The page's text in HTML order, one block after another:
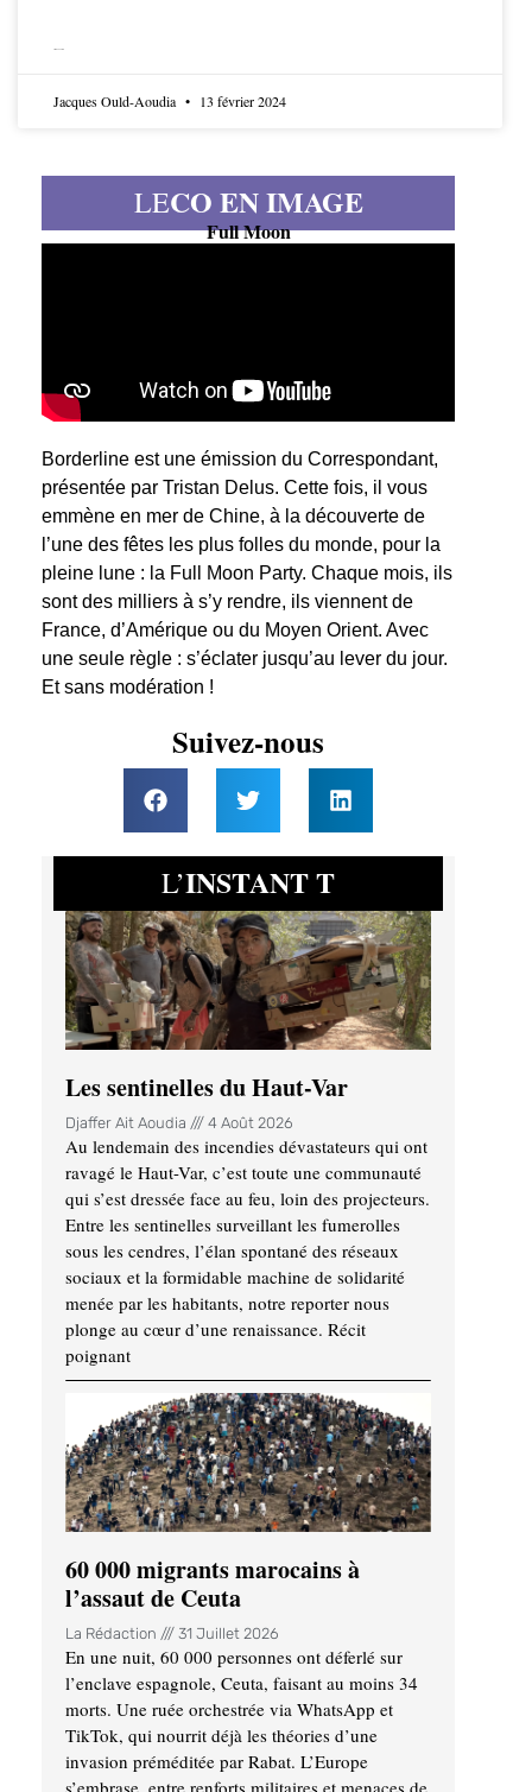
Jacques Ould-Aoudia 13 février 2024
LECO EN IMAGE
Full Moon
Borderline est une émission du Correspondant,
présentée par Tristan Delus. Cette fois, il vous
emmène en mer de Chine, à la découverte de
l’une des fêtes les plus folles du monde, pour la
pleine lune : la Full Moon Party. Chaque mois, ils
sont des milliers à s’y rendre, ils viennent de
France, d’Amérique ou du Moyen Orient. Avec
une seule règle : s’éclater jusqu’au lever du jour.
Et sans modération !
Suivez-nous
L’INSTANT T
Les sentinelles du Haut-Var
Djaffer Ait Aoudia 4 Août 2026
Au lendemain des incendies dévastateurs qui ont
ravagé le Haut-Var, c’est toute une communauté
qui s’est dressée face au feu, loin des projecteurs.
Entre les sentinelles surveillant les fumerolles
sous les cendres, l’élan spontané des réseaux
sociaux et la formidable machine de solidarité
menée par les habitants, notre reporter nous
plonge au cœur d’une renaissance. Récit
poignant
60 000 migrants marocains à
l’assaut de Ceuta
La Rédaction 31 Juillet 2026
En une nuit, 60 000 personnes ont déferlé sur
l’enclave espagnole, Ceuta, faisant au moins 34
morts. Une ruée orchestrée via WhatsApp et
TikTok, qui nourrit déjà les théories d’une
invasion préméditée par Rabat. L’Europe